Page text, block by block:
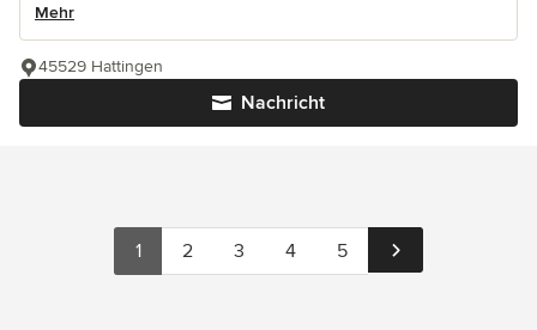
Mehr
Nachricht
45529 Hattingen
1 2 3 4 5